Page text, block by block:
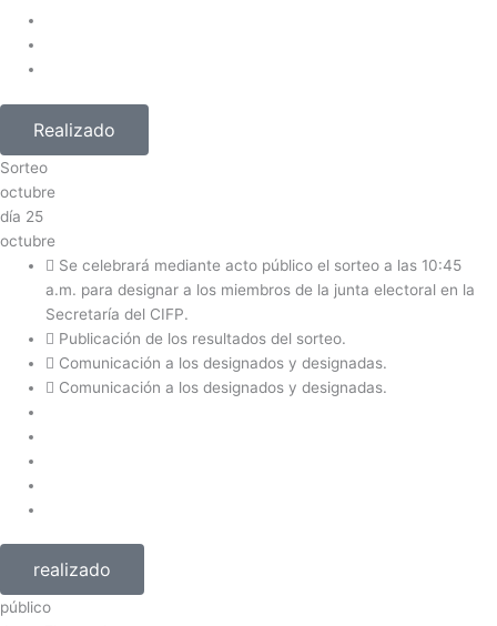
Realizado
Sorteo
octubre
día 25
octubre
Se celebrará mediante acto público el sorteo a las 10:45
a.m. para designar a los miembros de la junta electoral en la
Secretaría del CIFP.
Publicación de los resultados del sorteo.
Comunicación a los designados y designadas.
Comunicación a los designados y designadas.
realizado
público